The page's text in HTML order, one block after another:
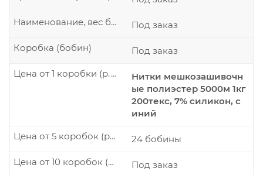
Под заказ
Наименование, вес бобины
Под заказ
Коробка (бобин)
Нитки мешкозашивочн
ые полиэстер 5000м 1кг
200текс, 7% силикон, с
иний
Цена от 1 коробки (р./шт.)
24 бобины
Цена от 5 коробок (р./шт.)
Под заказ
Цена от 10 коробок (р./шт.)